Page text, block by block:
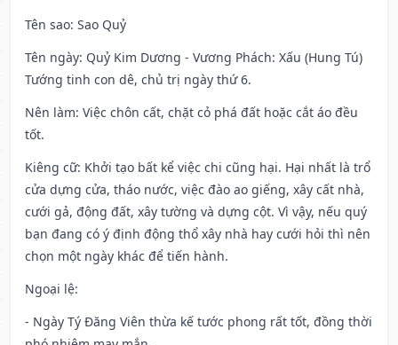
Tên sao: Sao Quỷ
Tên ngày: Quỷ Kim Dương - Vương Phách: Xấu (Hung Tú)
Tướng tinh con dê, chủ trị ngày thứ 6.
Nên làm: Việc chôn cất, chặt cỏ phá đất hoặc cắt áo đều
tốt.
Kiêng cữ: Khởi tạo bất kể việc chi cũng hại. Hại nhất là trổ
cửa dựng cửa, tháo nước, việc đào ao giếng, xây cất nhà,
cưới gả, động đất, xây tường và dựng cột. Vì vậy, nếu quý
bạn đang có ý định động thổ xây nhà hay cưới hỏi thì nên
chọn một ngày khác để tiến hành.
Ngoại lệ:
- Ngày Tý Đăng Viên thừa kế tước phong rất tốt, đồng thời